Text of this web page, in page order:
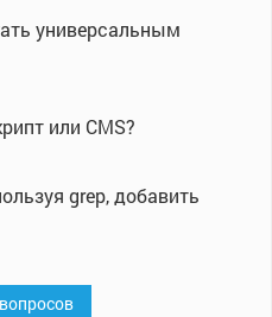
универсальным
или CMS?
grep, добавить